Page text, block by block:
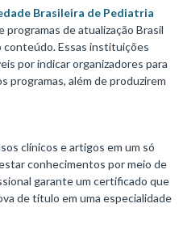
Brasileira de Pediatria
programas de atualização Brasil
conteúdo. Essas instituições
por indicar organizadores para
programas, além de produzirem
clínicos e artigos em um só
conhecimentos por meio de
garante um certificado que
de título em uma especialidade